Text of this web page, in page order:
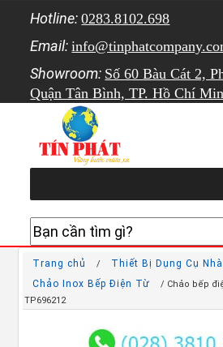
Hotline: 0283.8102.698
Email:
Showroom: Số 60 Bàu Cát 2,
Quận Tân Bình, TP. Hồ Chí
Trang chủ / Thiết Bị Dụng Cụ
Chảo Inox Bếp Điện Từ
/ Chảo bếp
TP696212